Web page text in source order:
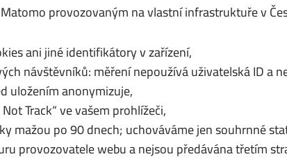
provozovaným na vlastní infrastruktuře v
ani jiné identifikátory v zařízení,
návštěvníků: měření nepoužívá uživatelská ID a
uložením anonymizuje,
Track“ ve vašem prohlížeči,
mažou po 90 dnech; uchováváme jen souhrnné
provozovatele webu a nejsou předávána třetím